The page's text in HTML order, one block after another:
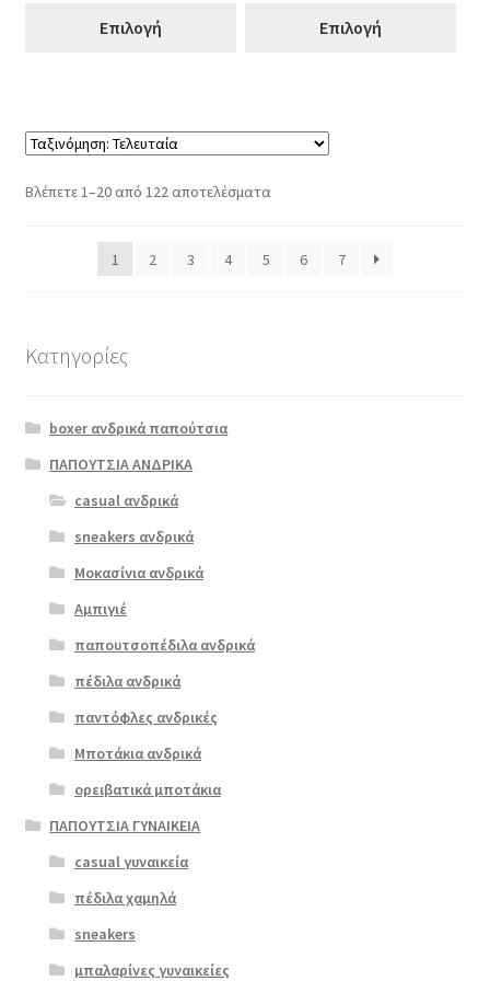
Επιλογή Επιλογή
Βλέπετε 1–20 από 122 αποτελέσματαSorted
1
2 3 4 5 6 7
Κατηγορίες
boxer ανδρικά παπούτσια
ΠΑΠΟΥΤΣΙΑ ΑΝΔΡΙΚΑ
casual ανδρικά
sneakers ανδρικά
Μοκασίνια ανδρικά
Αμπιγιέ
παπουτσοπέδιλα ανδρικά
πέδιλα ανδρικά
παντόφλες ανδρικές
Μποτάκια ανδρικά
ορειβατικά μποτάκια
ΠΑΠΟΥΤΣΙΑ ΓΥΝΑΙΚΕΙΑ
casual γυναικεία
πέδιλα χαμηλά
sneakers
μπαλαρίνες γυναικείες